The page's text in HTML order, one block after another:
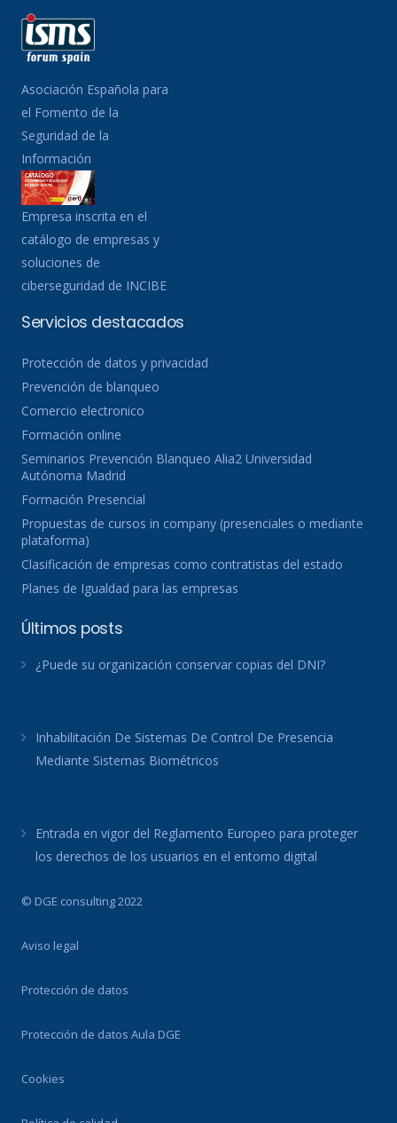
Asociación Española para
el Fomento de la
Seguridad de la
Información
Empresa inscrita en el
catálogo de empresas y
soluciones de
ciberseguridad de INCIBE
Servicios destacados
Protección de datos y privacidad
Prevención de blanqueo
Comercio electronico
Formación online
Seminarios Prevención Blanqueo Alia2 Universidad
Autónoma Madrid
Formación Presencial
Propuestas de cursos in company (presenciales o mediante
plataforma)
Clasificación de empresas como contratistas del estado
Planes de Igualdad para las empresas
Últimos posts
¿Puede su organización conservar copias del DNI?
Inhabilitación De Sistemas De Control De Presencia
Mediante Sistemas Biométricos
Entrada en vigor del Reglamento Europeo para proteger
los derechos de los usuarios en el entorno digital
© DGE consulting 2022
Aviso legal
Protección de datos
Protección de datos Aula DGE
Cookies